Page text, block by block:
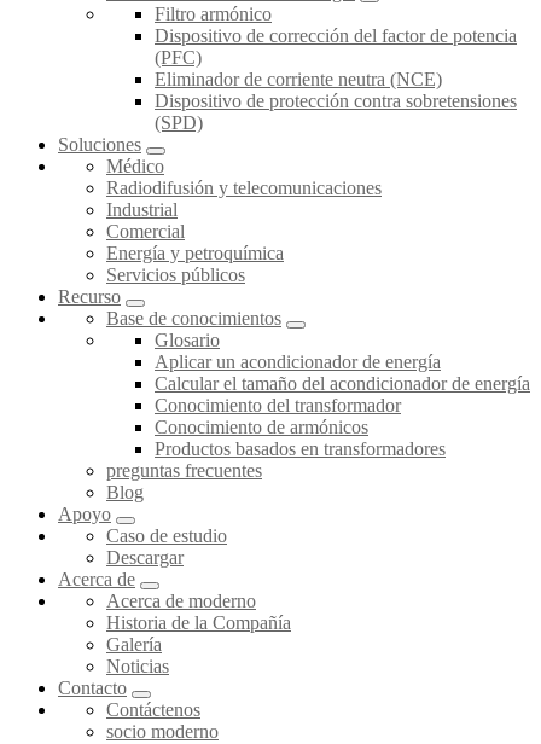
Filtro armónico
Dispositivo de corrección del factor de potencia
(PFC)
Eliminador de corriente neutra (NCE)
Dispositivo de protección contra sobretensiones
(SPD)
Soluciones
Médico
Radiodifusión y telecomunicaciones
Industrial
Comercial
Energía y petroquímica
Servicios públicos
Recurso
Base de conocimientos
Glosario
Aplicar un acondicionador de energía
Calcular el tamaño del acondicionador de energía
Conocimiento del transformador
Conocimiento de armónicos
Productos basados en transformadores
preguntas frecuentes
Blog
Apoyo
Caso de estudio
Descargar
Acerca de
Acerca de moderno
Historia de la Compañía
Galería
Noticias
Contacto
Contáctenos
socio moderno